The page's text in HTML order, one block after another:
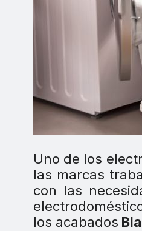
Uno de los
las marcas
con las
los acabados